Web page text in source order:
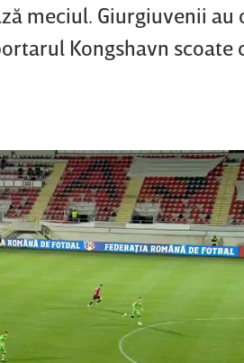
meciul. Giurgiuvenii au
Kongshavn scoate